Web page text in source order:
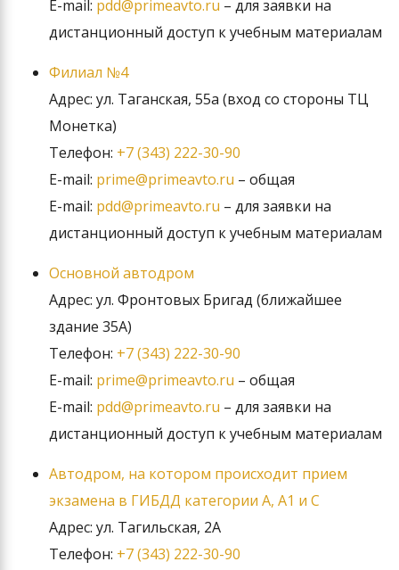
E-mail: pdd@primeavto.ru – для заявки на
дистанционный доступ к учебным материалам
Филиал №4
Адрес: ул. Таганская, 55а (вход со стороны ТЦ
Монетка)
Телефон: +7 (343) 222-30-90
E-mail: prime@primeavto.ru – общая
E-mail: pdd@primeavto.ru – для заявки на
дистанционный доступ к учебным материалам
Основной автодром
Адрес: ул. Фронтовых Бригад (ближайшее
здание 35А)
Телефон: +7 (343) 222-30-90
E-mail: prime@primeavto.ru – общая
E-mail: pdd@primeavto.ru – для заявки на
дистанционный доступ к учебным материалам
Автодром, на котором происходит прием
экзамена в ГИБДД категории А, А1 и С
Адрес: ул. Тагильская, 2А
Телефон: +7 (343) 222-30-90